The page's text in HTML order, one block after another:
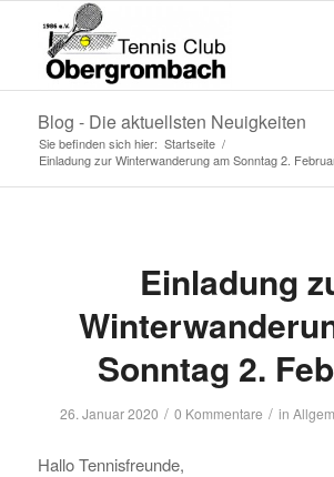
Blog - Die aktuellsten Neuigkeiten
Sie befinden sich hier: Startseite /
Einladung zur Winterwanderung am Sonntag 2.
Einladung
Sonntag 2.
26. Januar 2020 / 0 Kommentare / in
Hallo Tennisfreunde,